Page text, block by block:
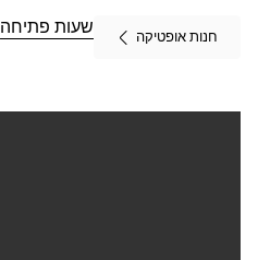
Optical
JAURÈS
חנות אופטיקה
שעות פתיחה